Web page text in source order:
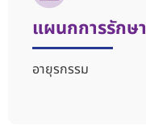
แผนกการรักษา
อายุรกรรม